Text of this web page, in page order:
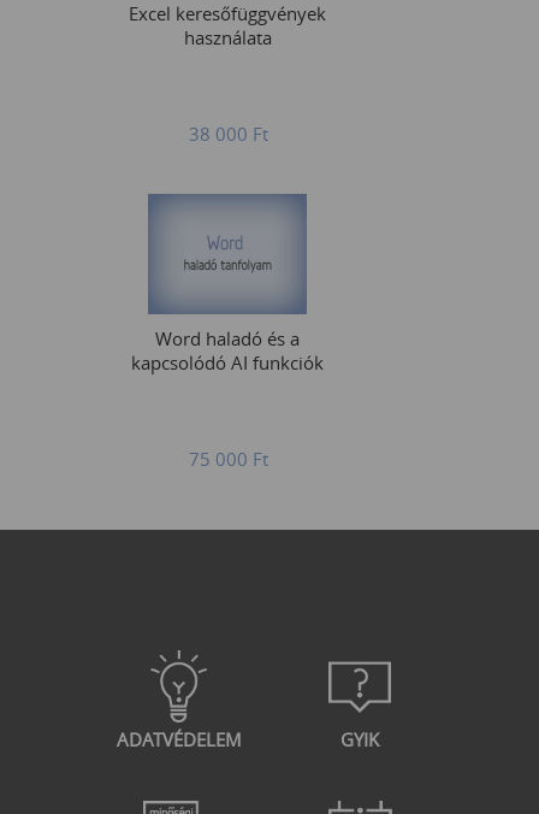
Excel keresőfüggvények
használata
38 000 Ft
Word haladó és a
kapcsolódó AI funkciók
75 000 Ft
ADATVÉDELEM GYIK